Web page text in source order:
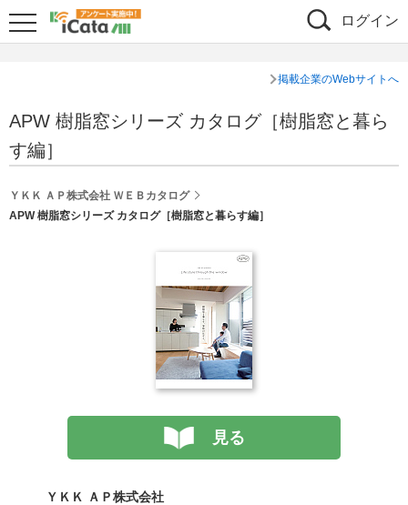
ログイン
掲載企業のWebサイトへ
APW 樹脂窓シリーズ カタログ［樹脂窓と暮ら
す編］
ＹＫＫ ＡＰ株式会社 ＷＥＢカタログ
APW 樹脂窓シリーズ カタログ［樹脂窓と暮らす編］
見る
ＹＫＫ ＡＰ株式会社